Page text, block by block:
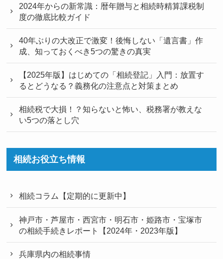
2024年からの新常識：暦年贈与と相続時精算課税制
度の徹底比較ガイド
40年ぶりの大改正で激変！後悔しない「遺言書」作
成、知っておくべき5つの驚きの真実
【2025年版】はじめての「相続登記」入門：放置す
るとどうなる？義務化の注意点と対策まとめ
相続税で大損！？知らないと怖い、税務署が教えな
い5つの落とし穴
相続お役立ち情報
相続コラム【定期的に更新中】
神戸市・芦屋市・西宮市・明石市・姫路市・宝塚市
の相続手続きレポート【2024年・2023年版】
兵庫県内の相続事情